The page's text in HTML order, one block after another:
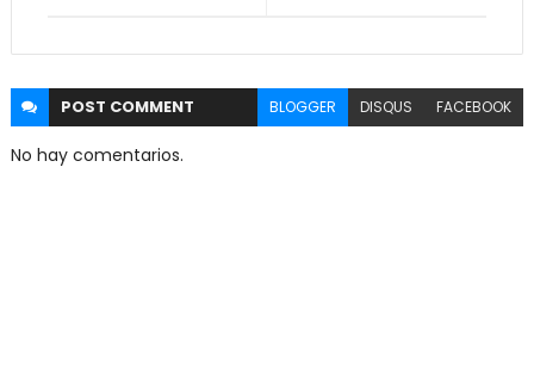
POST COMMENT BLOGGER DISQUS FACEBOOK
No hay comentarios.